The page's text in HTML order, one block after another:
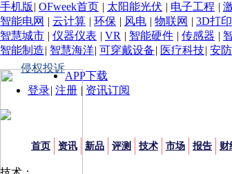
手机版 | OFweek首页 | 太阳能光伏 | 电子工程 |
智能电网 | 云计算 | 环保 | 风电 | 物联网 | 3D打印
智慧城市 | 仪器仪表 | VR | 智能硬件 | 传感器 |
智能制造| 智慧海洋| 可穿戴设备| 医疗科技| 安防
侵权投诉
APP下载
登录| 注册 | 资讯订阅
首页 资讯 新品 评测 技术 市场 报告 财